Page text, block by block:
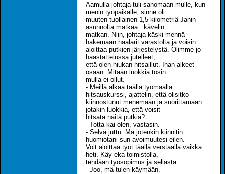
Aamulla johtaja tuli sanomaan mulle, kun
menin työpaikalle, sinne oli
muuten tuollainen 1,5 kilometriä Janin
asunnolta matkaa...kävelin
matkan. Niin, johtaja käski mennä
hakemaan haalarit varastolta ja voisin
aloittaa putkien järjestelystä. Olimme jo
haastattelussa jutelleet,
että olen hiukan hitsaillut. Ihan alkeet
osaan. Mitään luokkia tosin
mulla ei ollut.
- Meillä alkaa täällä työmaalla
hitsauskurssi, ajattelin, että olisitko
kiinnostunut menemään ja suorittamaan
jotakin luokkia, että voisit
hitsata näitä putkia?
- Totta kai olen, vastasin.
- Selvä juttu. Mä jotenkin kiinnitin
huomiotani sun avoimuutesi eilen.
Voit aloittaa työt täällä verstaalla vaikka
heti. Käy eka toimistolla,
tehdään työsopimus ja sellasta.
- Joo, mä tulen käymään.